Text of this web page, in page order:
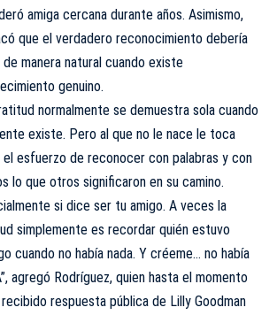
amiga cercana durante años. Asimismo,
que el verdadero reconocimiento debería
manera natural cuando existe
genuino.
normalmente se demuestra sola cuando
existe. Pero al que no le nace le toca
el esfuerzo de reconocer con palabras y con
lo que otros significaron en su camino.
si dice ser tu amigo. A veces la
simplemente es recordar quién estuvo
cuando no había nada. Y créeme… no había
agregó Rodríguez, quien hasta el momento
respuesta pública de Lilly Goodman